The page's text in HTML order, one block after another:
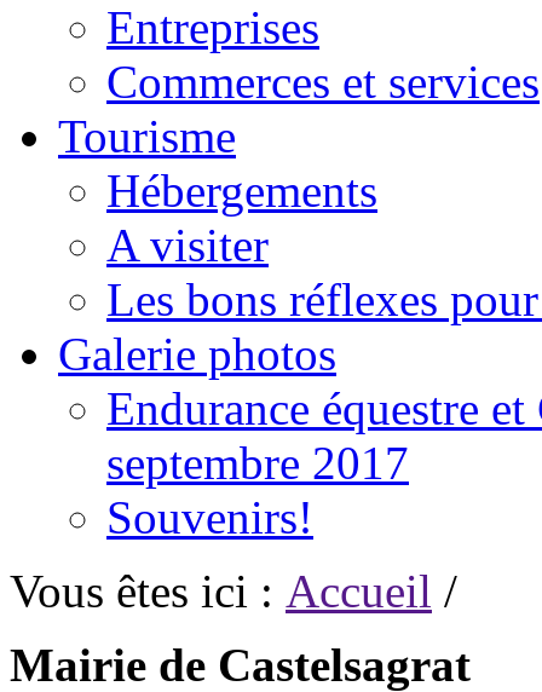
Entreprises
Commerces et services
Tourisme
Hébergements
A visiter
Les bons réflexes
Galerie photos
Endurance équestre
septembre 2017
Souvenirs!
Vous êtes ici : Accueil /
Mairie de Castelsagrat